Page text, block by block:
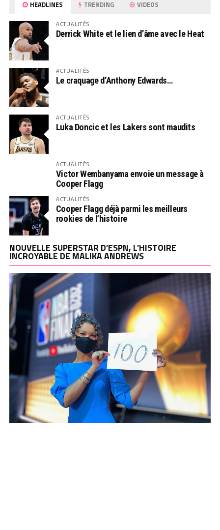
HEADLINES TRENDING VIDEOS
ACTUALITÉS
Derrick White et le lien d’âme avec le Heat
ACTUALITÉS
Le craquage d’Anthony Edwards…
ACTUALITÉS
Luka Doncic et les Lakers sont maudits
ACTUALITÉS
Victor Wembanyama envoie un message à
Cooper Flagg
ACTUALITÉS
Cooper Flagg déjà parmi les meilleurs
rookies de l’histoire
NOUVELLE SUPERSTAR D’ESPN, L’HISTOIRE
INCROYABLE DE MALIKA ANDREWS